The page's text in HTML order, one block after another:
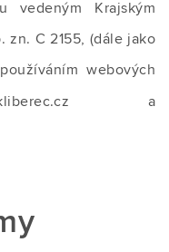
vedeným Krajským
zn. C 2155, (dále jako
webových
a